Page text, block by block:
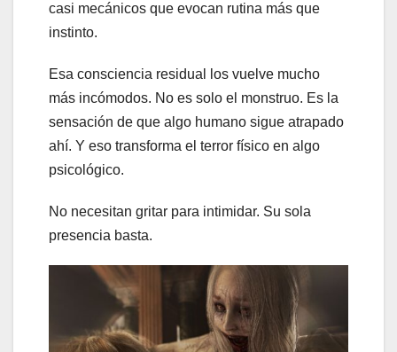
casi mecánicos que evocan rutina más que
instinto.
Esa consciencia residual los vuelve mucho
más incómodos. No es solo el monstruo. Es la
sensación de que algo humano sigue atrapado
ahí. Y eso transforma el terror físico en algo
psicológico.
No necesitan gritar para intimidar. Su sola
presencia basta.